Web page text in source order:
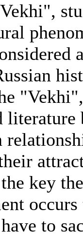
literature
key
to